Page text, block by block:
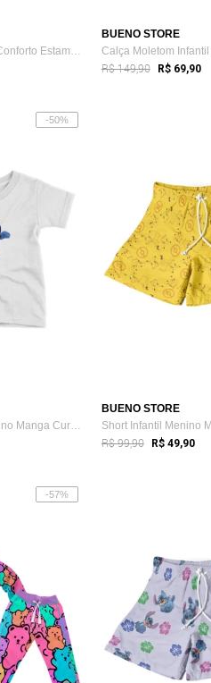
Short Infantil Menino Conforto Estampado...
BUENO STORE
R$ 149,90 R$ 69,90
-50%
Camiseta Infantil Menino Manga Curta Est...
BUENO STORE
R$ 99,90 R$ 49,90
-57%